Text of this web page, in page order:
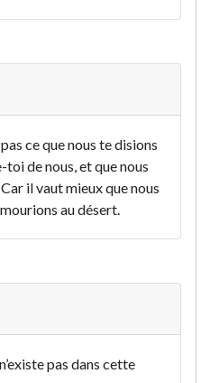
ce que nous te disions
de nous, et que nous
il vaut mieux que nous
au désert.
pas dans cette